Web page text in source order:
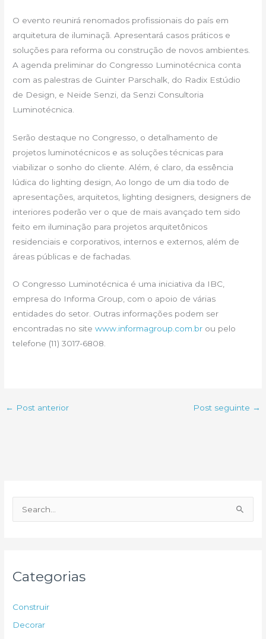
O evento reunirá renomados profissionais do país em
arquitetura de iluminaçã. Apresentará casos práticos e
soluções para reforma ou construção de novos ambientes.
A agenda preliminar do Congresso Luminotécnica conta
com as palestras de Guinter Parschalk, do Radix Estúdio
de Design, e Neide Senzi, da Senzi Consultoria
Luminotécnica.
Serão destaque no Congresso, o detalhamento de
projetos luminotécnicos e as soluções técnicas para
viabilizar o sonho do cliente. Além, é claro, da essência
lúdica do lighting design, Ao longo de um dia todo de
apresentações, arquitetos, lighting designers, designers de
interiores poderão ver o que de mais avançado tem sido
feito em iluminação para projetos arquitetônicos
residenciais e corporativos, internos e externos, além de
áreas públicas e de fachadas.
O Congresso Luminotécnica é uma iniciativa da IBC,
empresa do Informa Group, com o apoio de várias
entidades do setor. Outras informações podem ser
encontradas no sitewww.informagroup.com.br ou pelo
telefone (11) 3017-6808.
← Post anterior Post seguinte →
e
Categorias
Construir
Decorar